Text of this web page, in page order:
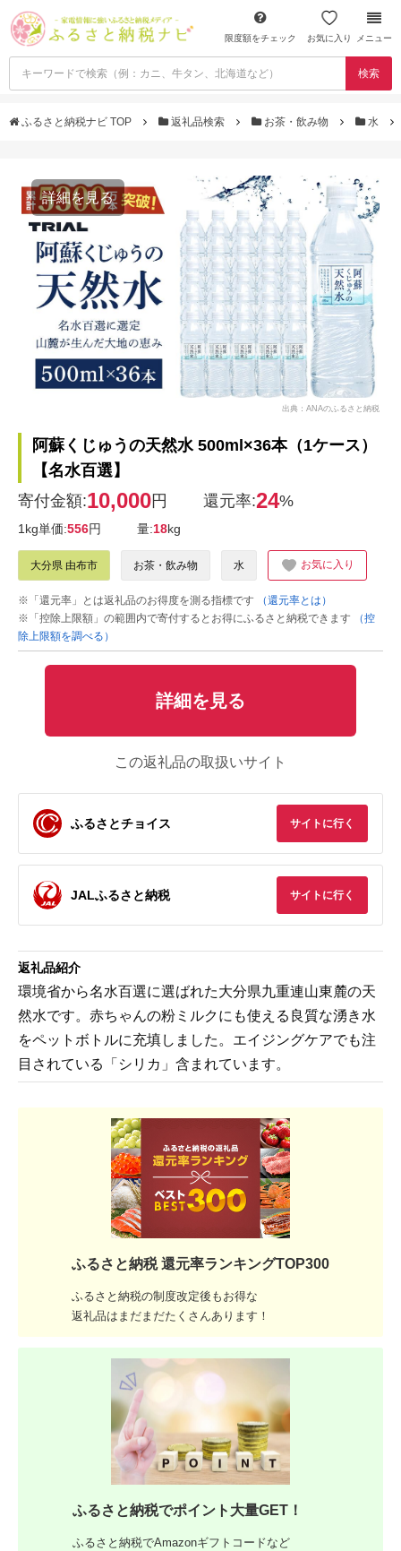
限度額をチェック お気に入り メニュー
検索
ふるさと納税ナビ TOP 返礼品検索 お茶・飲み物 水
詳細を見る
出典：ANAのふるさと納税
阿蘇くじゅうの天然水 500ml×36本（1ケース）
【名水百選】
寄付金額:10,000円 還元率:24%
1kg単価:556円 量:18kg
大分県 由布市 お茶・飲み物 水 お気に入り
※「還元率」とは返礼品のお得度を測る指標です
（還元率とは）
※「控除上限額」の範囲内で寄付するとお得にふるさと納税できます
（控
除上限額を調べる）
詳細を見る
この返礼品の取扱いサイト
ふるさとチョイス サイトに行く
JALふるさと納税 サイトに行く
返礼品紹介
環境省から名水百選に選ばれた大分県九重連山東麓の天
然水です。赤ちゃんの粉ミルクにも使える良質な湧き水
をペットボトルに充填しました。エイジングケアでも注
目されている「シリカ」含まれています。
ふるさと納税 還元率ランキングTOP300
ふるさと納税の制度改定後もお得な
返礼品はまだまだたくさんあります！
ふるさと納税でポイント大量GET！
ふるさと納税でAmazonギフトコードなど